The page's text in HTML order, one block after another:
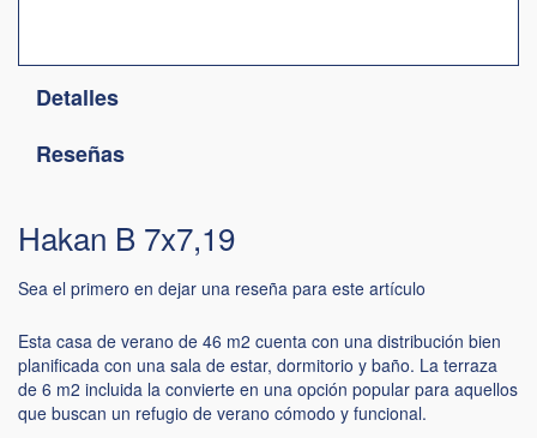
Hakan B 7x7,19
Sea el primero en dejar una reseña para este artículo
Esta casa de verano de 46 m2 cuenta con una distribución bien
planificada con una sala de estar, dormitorio y baño. La terraza
de 6 m2 incluida la convierte en una opción popular para aquellos
que buscan un refugio de verano cómodo y funcional.
Detalles
Reseñas